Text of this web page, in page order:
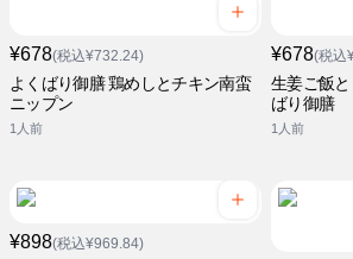
¥678(税込¥732.24)
よくばり御膳 鶏めしとチキン南蛮
ニップン
1人前
¥678(税込
生姜ご飯と
ばり御膳
1人前
¥898(税込¥969.84)